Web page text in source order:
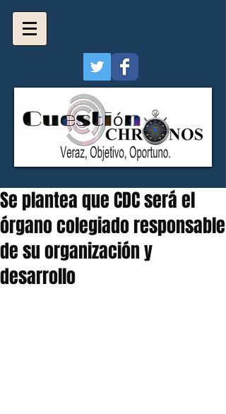
Se plantea que CDC será el
órgano colegiado responsable
de su organización y
desarrollo